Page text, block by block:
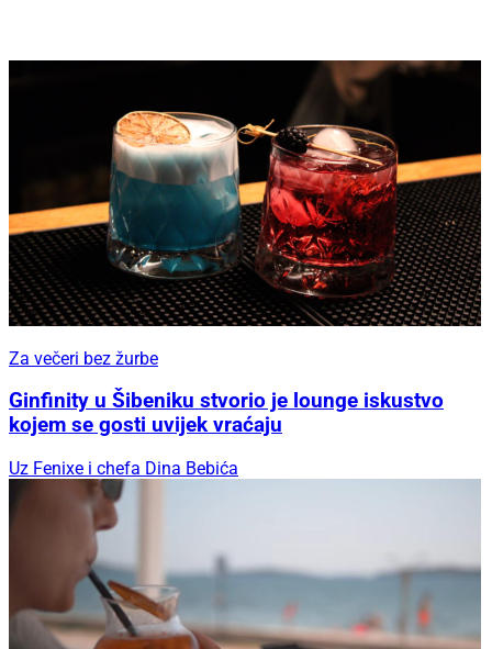
Za večeri bez žurbe
Ginfinity u Šibeniku stvorio je lounge iskustvo
kojem se gosti uvijek vraćaju
Uz Fenixe i chefa Dina Bebića